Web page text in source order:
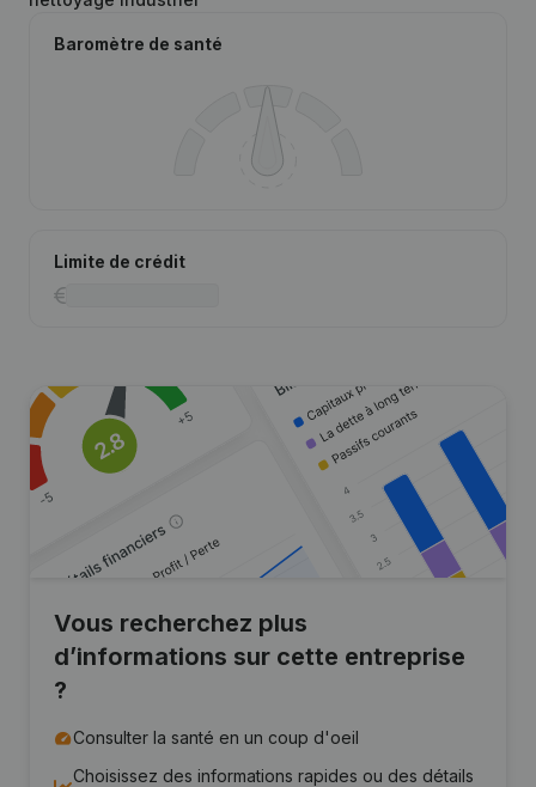
Baromètre de santé
Limite de crédit
Vous recherchez plus
d’informations sur cette entreprise
?
Consulter la santé en un coup d'oeil
Choisissez des informations rapides ou des détails